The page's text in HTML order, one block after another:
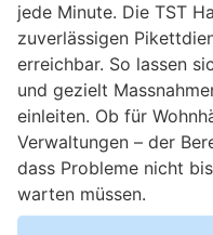
jede Minute. Die TST
zuverlässigen
erreichbar. So lassen
und gezielt
einleiten. Ob für
Verwaltungen – der
dass Probleme nicht
warten müssen.